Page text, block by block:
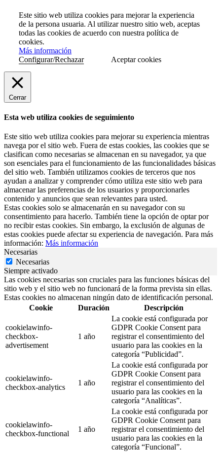
Este sitio web utiliza cookies para mejorar la experiencia
de la persona usuaria. Al utilizar nuestro sitio web, aceptas
todas las cookies de acuerdo con nuestra política de
cookies.
Más información
Configurar/Rechazar
Aceptar cookies
Cerrar
Esta web utiliza cookies de seguimiento
Este sitio web utiliza cookies para mejorar su experiencia mientras
navega por el sitio web. Fuera de estas cookies, las cookies que se
clasifican como necesarias se almacenan en su navegador, ya que
son esenciales para el funcionamiento de las funcionalidades básicas
del sitio web. También utilizamos cookies de terceros que nos
ayudan a analizar y comprender cómo utiliza este sitio web para
almacenar las preferencias de los usuarios y proporcionarles
contenido y anuncios que sean relevantes para usted.
Estas cookies solo se almacenarán en su navegador con su
consentimiento para hacerlo. También tiene la opción de optar por
no recibir estas cookies. Sin embargo, la exclusión de algunas de
estas cookies puede afectar su experiencia de navegación. Para más
información: Más información
Necesarias
Necesarias
Siempre activado
Las cookies necesarias son cruciales para las funciones básicas del
sitio web y el sitio web no funcionará de la forma prevista sin ellas.
Estas cookies no almacenan ningún dato de identificación personal.
Cookie
Duración Descripción
cookielawinfo-
checkbox-
advertisement
1 año
La cookie está configurada por
GDPR Cookie Consent para
registrar el consentimiento del
usuario para las cookies en la
categoría “Publicidad”.
cookielawinfo-
checkbox-analytics
1 año
La cookie está configurada por
GDPR Cookie Consent para
registrar el consentimiento del
usuario para las cookies en la
categoría “Analíticas”.
cookielawinfo-
checkbox-functional
1 año
La cookie está configurada por
GDPR Cookie Consent para
registrar el consentimiento del
usuario para las cookies en la
categoría “Funcional”.